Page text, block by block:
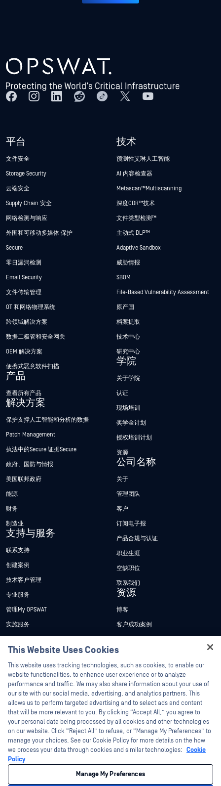
平台
文件安全
Storage Security
云端安全
Supply Chain 安全
网络检测与响应
外围和可移动多媒体 保护
Secure
零日漏洞检测
Email Security
文件传输管理
OT 和网络物理系统
跨领域解决方案
数据二极管和安全网关
OEM 解决方案
便携式恶意软件扫描
产品
查看所有产品
解决方案
保护支撑人工智能和分析的数据
Patch Management
执法中的Secure 证据Secure
政府、国防与情报
美国联邦政府
能源
财务
制造业
支持与服务
联系支持
创建案例
技术客户管理
专业服务
管理My OPSWAT
实施服务
技术文档
培训
漏洞计划
Partners
认证
技术合作伙伴
渠道合作伙伴计划
技术
预测性艾琳人工智能
AI 内容检查器
Metascan™ Multiscanning
深度CDR™技术
文件类型检测™
主动式 DLP™
Adaptive Sandbox
威胁情报
SBOM
File-Based Vulnerability Assessment
原产国
档案提取
技术中心
研究中心
学院
关于学院
认证
现场培训
奖学金计划
授权培训计划
资源
公司名称
关于
管理团队
客户
订阅电子报
产品合规与认证
职业生涯
空缺职位
联系我们
资源
博客
客户成功案例
新闻报道
活动
网络研讨会
产品型录
白皮书
免费工具
©2026OPSWAT . 保留所有权利。OPSWAT、MetaDefender、Metascan、
MetaAccess、OPSWAT 、"不信任文件，不信任设备"、"OPSWAT "、"保护全球关
键基础设施"、"Deep CDR™技术"、"InQuest"、"InQuest标
This Website Uses Cookies
This website uses tracking technologies, such as cookies, to enable our
website functionalities, to enhance user experience or to analyze
performance and traffic. We may also share information about your use of
our site with our social media, advertising, and analytics partners. This
allows us to perform targeted advertising and to select ads and content
that will be more relevant to you. By clicking “Accept All,” you agree to
your personal data being processed by all cookies and other technologies
on our website. Click “Reject All” to refuse, or “Manage My Preferences” to
manage your choices. See our Cookie Policy for more details on the how
we process your data through cookies and similar technologies: Cookie
Policy
Manage My Preferences
Hey there!
I'm Ozzy, your OPSWAT virtual assistant.
How can I help you secure what's critical
today?